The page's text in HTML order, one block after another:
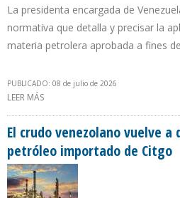
La presidenta encargada de
normativa que detalla y precisar la
materia petrolera aprobada a fines
PUBLICADO: 08 de julio de 2026
LEER MÁS
El crudo venezolano vuelve
petróleo importado de Citgo